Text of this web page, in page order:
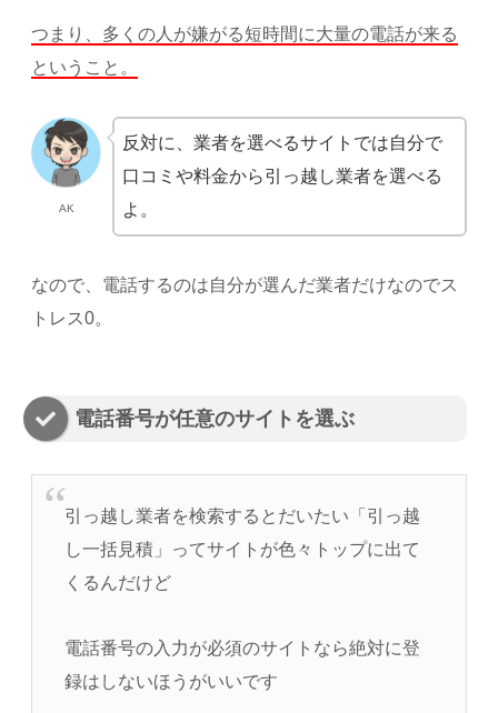
つまり、多くの人が嫌がる短時間に大量の電話が来る
ということ。
AK
反対に、業者を選べるサイトでは自分で
口コミや料金から引っ越し業者を選べる
よ。
なので、電話するのは自分が選んだ業者だけなのでス
トレス0。
電話番号が任意のサイトを選ぶ
引っ越し業者を検索するとだいたい「引っ越
し一括見積」ってサイトが色々トップに出て
くるんだけど
電話番号の入力が必須のサイトなら絶対に登
録はしないほうがいいです